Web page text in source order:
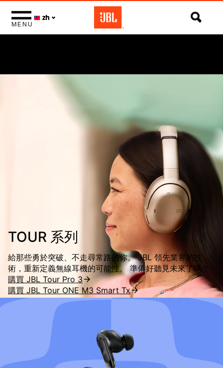
MENU
zh
TOUR 系列
給那些勇於突破、不走尋常路的你。 JBL 領先業界的技
術，重新定義無線耳機的可能性。 準備好聽見未來了嗎？
購買 JBL Tour Pro 3
購買 JBL Tour ONE M3 Smart Tx